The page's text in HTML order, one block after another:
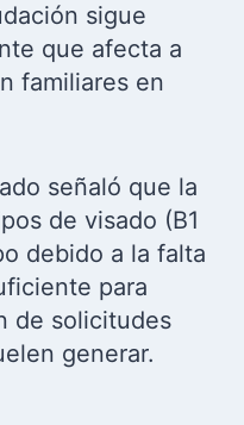
sigue
que afecta a
familiares en
señaló que la
de visado (B1
debido a la falta
para
de solicitudes
generar.